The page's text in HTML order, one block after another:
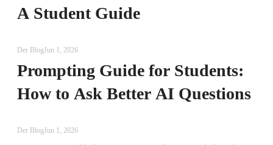
A Student Guide
Der BlogJun 1, 2026
Prompting Guide for Students:
How to Ask Better AI Questions
Der BlogJun 1, 2026